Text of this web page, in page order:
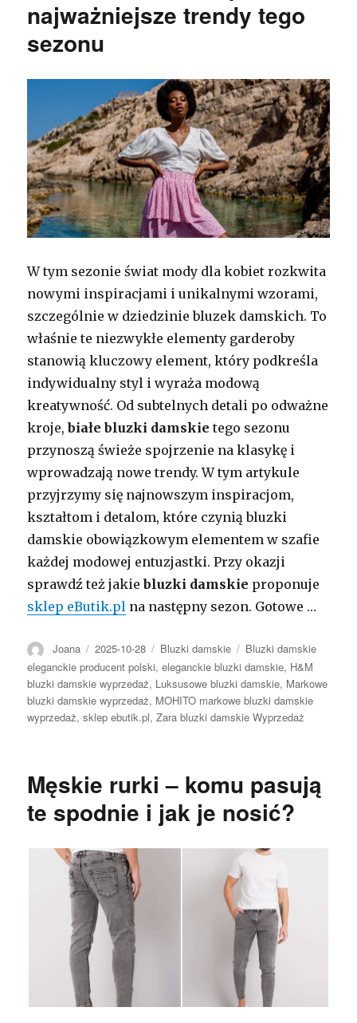
najważniejsze trendy tego
sezonu
W tym sezonie świat mody dla kobiet rozkwita
nowymi inspiracjami i unikalnymi wzorami,
szczególnie w dziedzinie bluzek damskich. To
właśnie te niezwykłe elementy garderoby
stanowią kluczowy element, który podkreśla
indywidualny styl i wyraża modową
kreatywność. Od subtelnych detali po odważne
kroje,białe bluzki damskie tego sezonu
przynoszą świeże spojrzenie na klasykę i
wprowadzają nowe trendy. W tym artykule
przyjrzymy się najnowszym inspiracjom,
kształtom i detalom, które czynią bluzki
damskie obowiązkowym elementem w szafie
każdej modowej entuzjastki. Przy okazji
sprawdź też jakiebluzki damskie proponuje
sklep eButik.pl na następny sezon. Gotowe …
Autor
Joana Opublikowano
2025-10-28 Kategorie
Bluzki damskie Tagi
Bluzki damskie
eleganckie producent polski,eleganckie bluzki damskie, H&M
bluzki damskie wyprzedaż, Luksusowe bluzki damskie, Markowe
bluzki damskie wyprzedaż, MOHITO markowe bluzki damskie
wyprzedaż,sklep ebutik.pl,Zara bluzki damskie Wyprzedaż
Męskie rurki – komu pasują
te spodnie i jak je nosić?